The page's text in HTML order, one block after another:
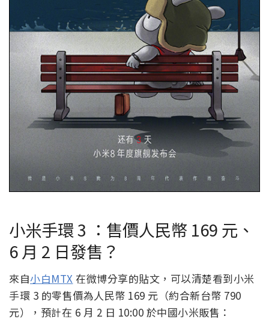
小米手環 3 ：售價人民幣 169 元、
6 月 2 日發售？
來自小白MTX 在微博分享的貼文，可以清楚看到小米
手環 3 的零售價為人民幣 169 元（約合新台幣 790
元），預計在 6 月 2 日 10:00 於中國小米販售：